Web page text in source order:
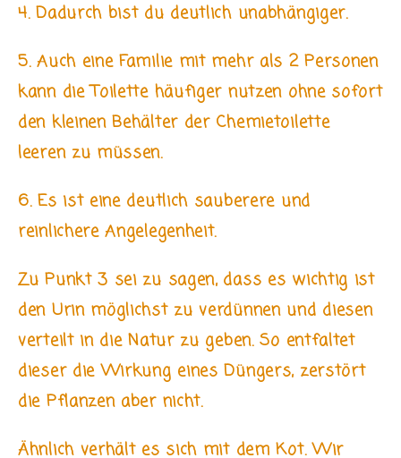
4. Dadurch bist du deutlich unabhängiger.
5. Auch eine Familie mit mehr als 2 Personen
kann die Toilette häufiger nutzen ohne sofort
den kleinen Behälter der Chemietoilette
leeren zu müssen.
6. Es ist eine deutlich sauberere und
reinlichere Angelegenheit.
Zu Punkt 3 sei zu sagen, dass es wichtig ist
den Urin möglichst zu verdünnen und diesen
verteilt in die Natur zu geben. So entfaltet
dieser die Wirkung eines Düngers, zerstört
die Pflanzen aber nicht.
Ähnlich verhält es sich mit dem Kot. Wir